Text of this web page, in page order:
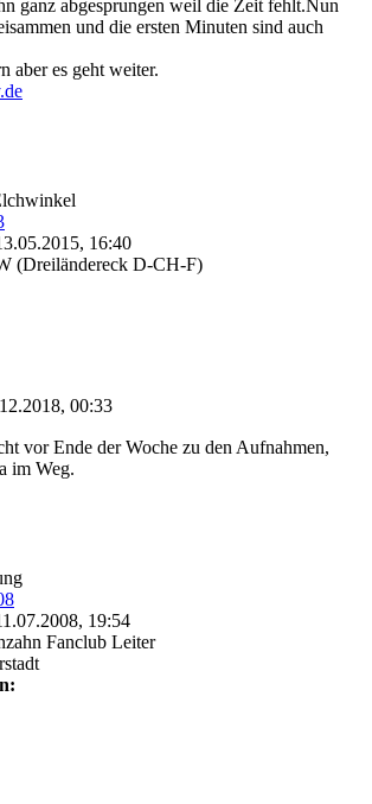
ganz abgesprungen weil die Zeit fehlt.Nun
und die ersten Minuten sind auch
aber es geht weiter.
16:40
(Dreiländereck D-CH-F)
00:33
vor Ende der Woche zu den Aufnahmen,
im Weg.
19:54
Fanclub Leiter